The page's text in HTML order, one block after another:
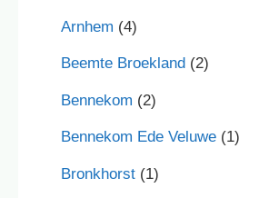
Arnhem (4)
Beemte Broekland (2)
Bennekom (2)
Bennekom Ede Veluwe (1)
Bronkhorst (1)